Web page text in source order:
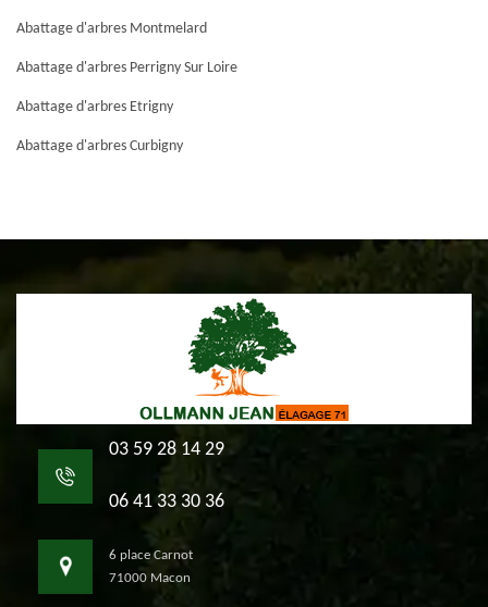
Abattage d'arbres Montmelard
Abattage d'arbres Perrigny Sur Loire
Abattage d'arbres Etrigny
Abattage d'arbres Curbigny
03 59 28 14 29
06 41 33 30 36
6 place Carnot
71000 Macon